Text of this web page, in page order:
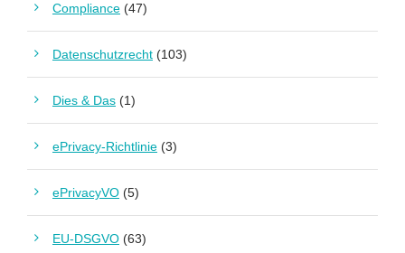
Compliance (47)
Datenschutzrecht (103)
Dies & Das (1)
ePrivacy-Richtlinie (3)
ePrivacyVO (5)
EU-DSGVO (63)